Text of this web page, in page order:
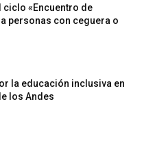
ciclo «Encuentro de
personas con ceguera o
la educación inclusiva en
los Andes